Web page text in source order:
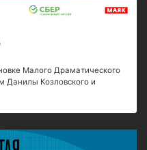
Малого Драматического
Данилы Козловского и